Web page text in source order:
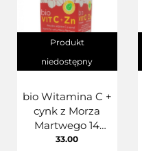
Produkt
niedostępny
bio Witamina C +
cynk z Morza
Martwego 14
saszetek
33.00